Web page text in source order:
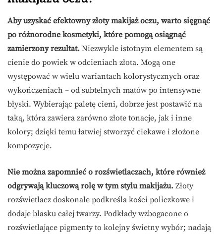
Aby uzyskać efektowny złoty makijaż oczu, warto sięgnąć
po różnorodne kosmetyki, które pomogą osiągnąć
zamierzony rezultat. Niezwykle istotnym elementem są
cienie do powiek w odcieniach złota. Mogą one
występować w wielu wariantach kolorystycznych oraz
wykończeniach – od subtelnych matów po intensywne
błyski. Wybierając paletę cieni, dobrze jest postawić na
taką, która zawiera zarówno złote tonacje, jak i inne
kolory; dzięki temu łatwiej stworzyć ciekawe i złożone
kompozycje.
Nie można zapomnieć o rozświetlaczach, które również
odgrywają kluczową rolę w tym stylu makijażu. Złoty
rozświetlacz doskonale podkreśla kości policzkowe i
dodaje blasku całej twarzy. Podkłady wzbogacone o
rozświetlające pigmenty to kolejny świetny wybór; nadają